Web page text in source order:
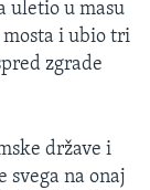
uletio u masu
i ubio tri
zgrade
države i
svega na onaj